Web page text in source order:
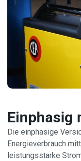
Einphasig
Die einphasige
Energieverbrauch
leistungsstarke